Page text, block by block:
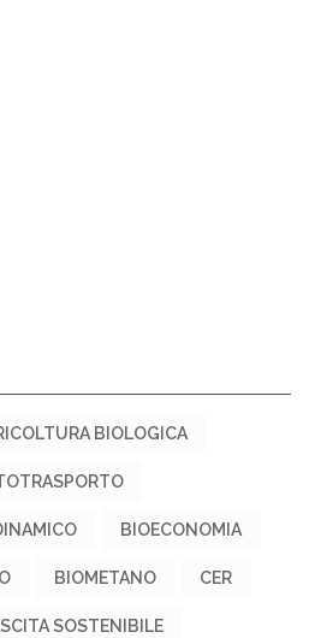
BIOLOGICA
BIOECONOMIA
BIOMETANO CER
SOSTENIBILE